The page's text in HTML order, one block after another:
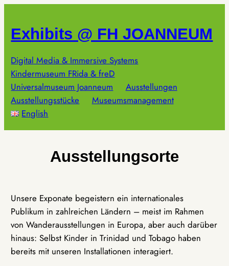
springen
Exhibits @ FH JOANNEUM
Digital Media & Immersive Systems
Kindermuseum FRida & freD
Universalmuseum Joanneum
Ausstellungen
Ausstellungsstücke
Museumsmanagement
English
Ausstellungsorte
Unsere Exponate begeistern ein internationales
Publikum in zahlreichen Ländern – meist im Rahmen
von Wanderausstellungen in Europa, aber auch darüber
hinaus: Selbst Kinder in Trinidad und Tobago haben
bereits mit unseren Installationen interagiert.